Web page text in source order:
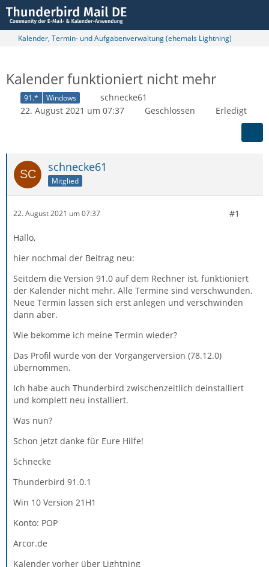
Kalender, Termin- und Aufgabenverwaltung (ehemals Lightning)
Kalender funktioniert nicht mehr
91.* Windows
schnecke61
22. August 2021 um 07:37
Geschlossen Erledigt
schnecke61
Mitglied
22. August 2021 um 07:37 #1
Hallo,
hier nochmal der Beitrag neu:
Seitdem die Version 91.0 auf dem Rechner ist, funktioniert
der Kalender nicht mehr. Alle Termine sind verschwunden.
Neue Termin lassen sich erst anlegen und verschwinden
dann aber.
Wie bekomme ich meine Termin wieder?
Das Profil wurde von der Vorgängerversion (78.12.0)
übernommen.
Ich habe auch Thunderbird zwischenzeitlich deinstalliert
und komplett neu installiert.
Was nun?
Schon jetzt danke für Eure Hilfe!
Schnecke
Thunderbird 91.0.1
Win 10 Version 21H1
Konto: POP
Arcor.de
Kalender vorher über Lightning